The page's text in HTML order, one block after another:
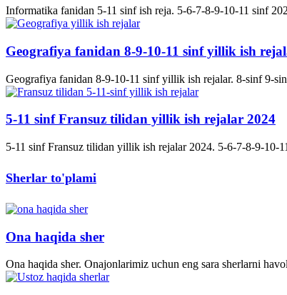
Informatika fanidan 5-11 sinf ish reja. 5-6-7-8-9-10-11 sinf
Geografiya fanidan 8-9-10-11 sinf yillik ish
Geografiya fanidan 8-9-10-11 sinf yillik ish rejalar. 8-sinf 9-
5-11 sinf Fransuz tilidan yillik ish rejalar 2024
5-11 sinf Fransuz tilidan yillik ish rejalar 2024. 5-6-7-8-9-
Sherlar to'plami
Ona haqida sher
Ona haqida sher. Onajonlarimiz uchun eng sara sherlarni